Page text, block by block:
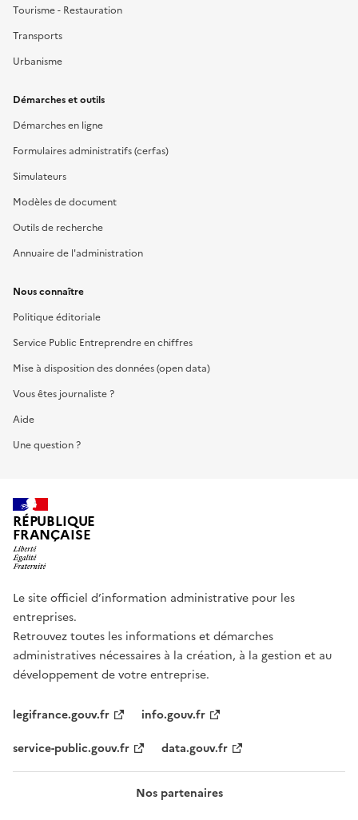
Tourisme - Restauration
Transports
Urbanisme
Démarches et outils
Démarches en ligne
Formulaires administratifs (cerfas)
Simulateurs
Modèles de document
Outils de recherche
Annuaire de l'administration
Nous connaître
Politique éditoriale
Service Public Entreprendre en chiffres
Mise à disposition des données (open data)
Vous êtes journaliste ?
Aide
Une question ?
RÉPUBLIQUE
FRANÇAISE
Le site officiel d’information administrative pour les
entreprises.
Retrouvez toutes les informations et démarches
administratives nécessaires à la création, à la gestion et au
développement de votre entreprise.
legifrance.gouv.fr
info.gouv.fr
service-public.gouv.fr
data.gouv.fr
Nos partenaires